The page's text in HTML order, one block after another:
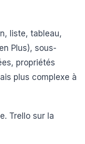
liste, tableau,
Plus), sous-
propriétés
plus complexe à
Trello sur la